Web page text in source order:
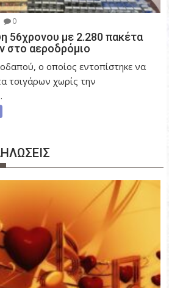
0
56χρονου με 2.280 πακέτα
στο αεροδρόμιο
ο οποίος εντοπίστηκε να
τσιγάρων χωρίς την